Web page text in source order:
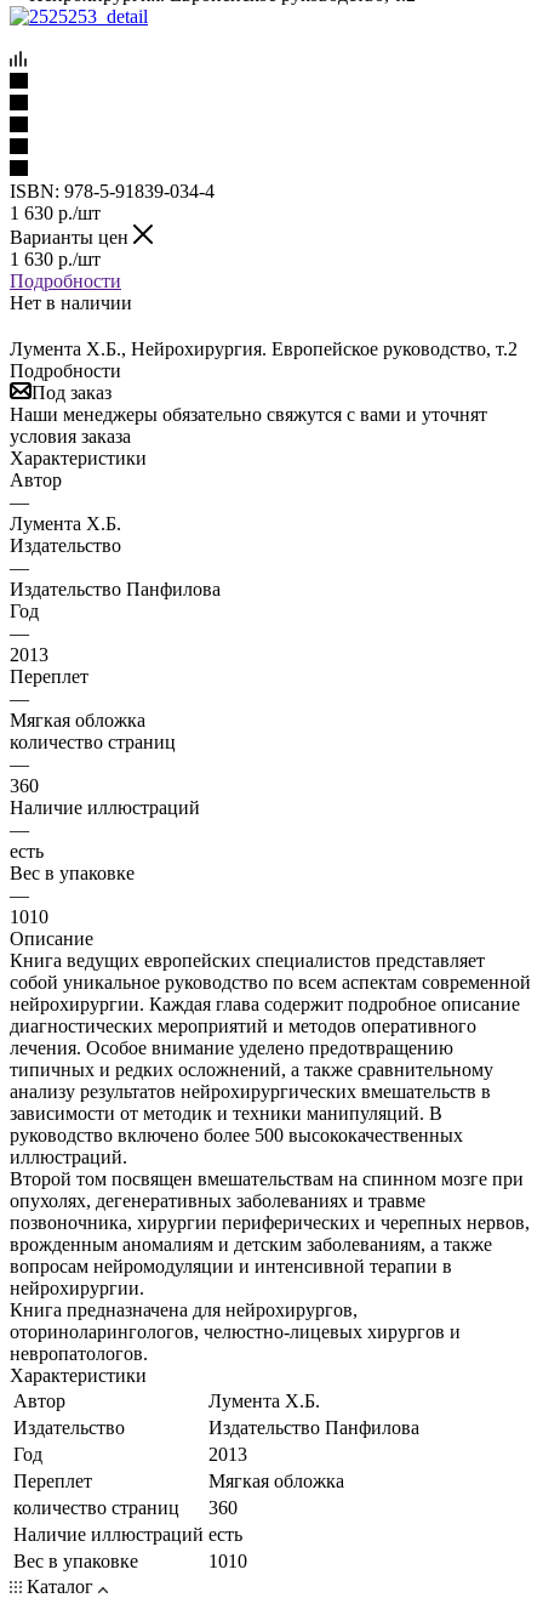
ISBN: 978-5-91839-034-4
1 630 р./шт
Варианты цен
1 630 р./шт
Подробности
Нет в наличии
Лумента Х.Б., Нейрохирургия. Европейское руководство, т.2
Подробности
Под заказ
Наши менеджеры обязательно свяжутся с вами и уточнят
условия заказа
Характеристики
Автор
—
Лумента Х.Б.
Издательство
—
Издательство Панфилова
Год
—
2013
Переплет
—
Мягкая обложка
количество страниц
—
360
Наличие иллюстраций
—
есть
Вес в упаковке
—
1010
Описание
Книга ведущих европейских специалистов представляет
собой уникальное руководство по всем аспектам современной
нейрохирургии. Каждая глава содержит подробное описание
диагностических мероприятий и методов оперативного
лечения. Особое внимание уделено предотвращению
типичных и редких осложнений, а также сравнительному
анализу результатов нейрохирургических вмешательств в
зависимости от методик и техники манипуляций. В
руководство включено более 500 высококачественных
иллюстраций.
Второй том посвящен вмешательствам на спинном мозге при
опухолях, дегенеративных заболеваниях и травме
позвоночника, хирургии периферических и черепных нервов,
врожденным аномалиям и детским заболеваниям, а также
вопросам нейромодуляции и интенсивной терапии в
нейрохирургии.
Книга предназначена для нейрохирургов,
оториноларингологов, челюстно-лицевых хирургов и
невропатологов.
Характеристики
Автор
Лумента Х.Б.
Издательство
Издательство Панфилова
Год
2013
Переплет
Мягкая обложка
количество страниц
360
Наличие иллюстраций есть
Вес в упаковке
1010
Каталог